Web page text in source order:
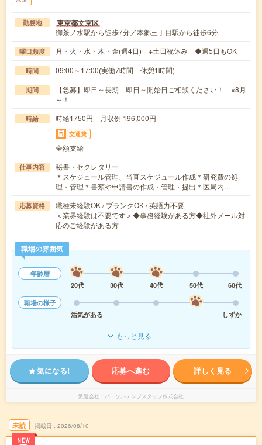
勤務地 東京都文京区
御茶ノ水駅から徒歩7分／本郷三丁目駅から徒歩6分
曜日頻度 月・火・水・木・金(週4日) ※土日祝休み ◆週5日もOK
時間 09:00～17:00(実働7時間 休憩1時間)
期間
【急募】即日～長期 即日～開始日ご相談ください！ ※8月
～！
時給 時給1750円 月収例 196,000円
交通費
全額支給
仕事内容
秘書・セクレタリー
＊スケジュール管理、当直スケジュール作成＊研究費の処
理・管理＊書類や申請書の作成・管理・提出＊医局内…
応募資格
職種未経験OK / ブランクOK / 英語力不要
＜業界経験は不要です＞◆事務経験がある方◆社外メール対
応のご経験がある方
職場の雰囲気
年齢層
20代
30代 40代 50代
60代
職場の様子
活気がある
しずか
もっと見る
気になる! 応募へ進む 詳しく見る
派遣会社 パーソルテンプスタッフ株式会社
未読
NEW
掲載日 2026/08/10